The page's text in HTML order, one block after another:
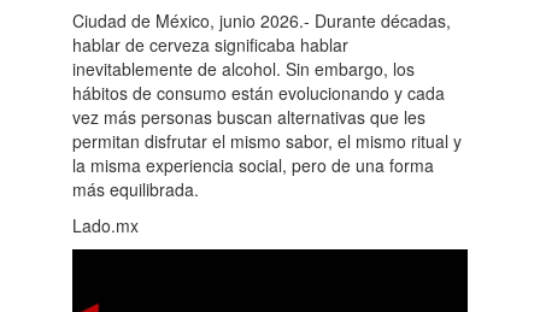
Ciudad de México, junio 2026.- Durante décadas,
hablar de cerveza significaba hablar
inevitablemente de alcohol. Sin embargo, los
hábitos de consumo están evolucionando y cada
vez más personas buscan alternativas que les
permitan disfrutar el mismo sabor, el mismo ritual y
la misma experiencia social, pero de una forma
más equilibrada.
Lado.mx